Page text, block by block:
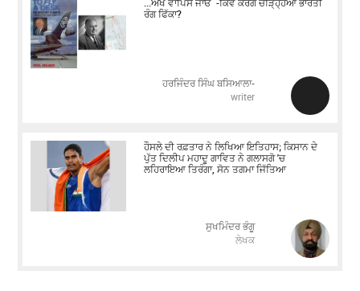
ਰੰਗ ਫਿੱਕਾ?
ਹਰਜਿੰਦਰ ਸਿੰਘ ਬਸਿਆਲਾ-
writer
ਹੌਸਲੇ ਦੀ ਰਫ਼ਤਾਰ ਨੇ ਲਿਖਿਆ ਇਤਿਹਾਸ; ਕਿਸਾਨ ਦੇ
ਪੁੱਤ ਦਿਲੀਪ ਮਹਾਦੂ ਗਾਵਿਤ ਨੇ ਗਲਾਸਗੋ 'ਚ
ਲਹਿਰਾਇਆ ਤਿਰੰਗਾ, ਸੋਨ ਤਗਮਾ ਜਿੱਤਿਆ
ਸੁਖਮਿੰਦਰ ਭੰਗੂ
ਲੇਖਕ